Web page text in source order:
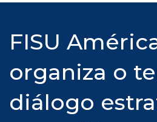
FISU
organiza o
diálogo